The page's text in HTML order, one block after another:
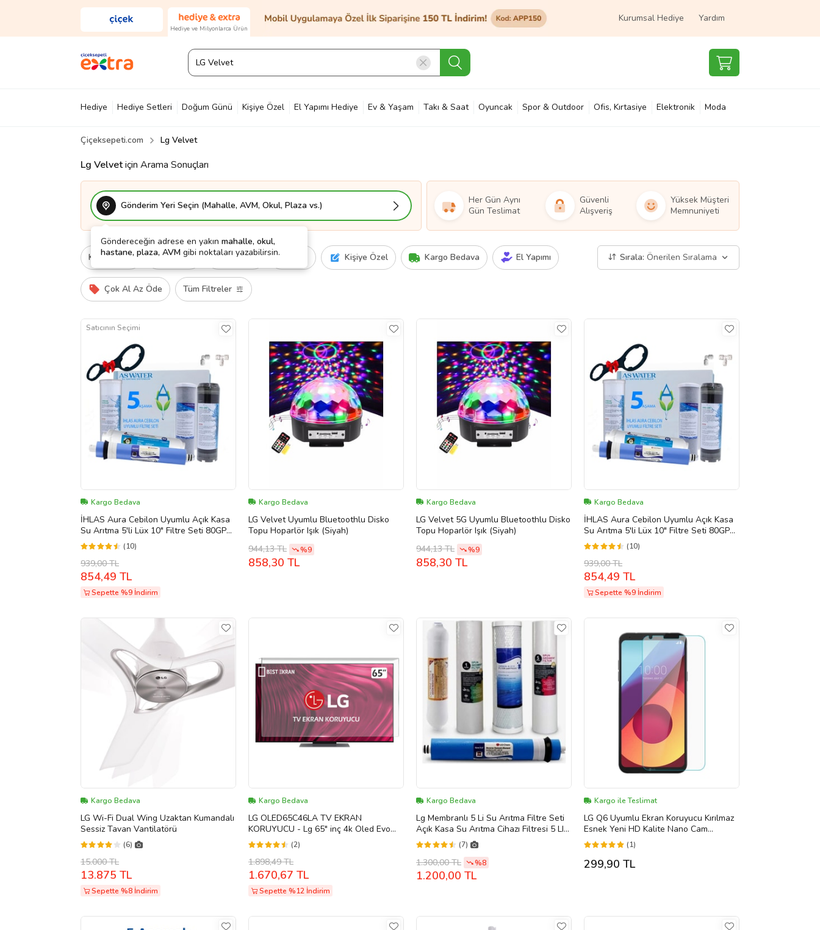
Hediye ve Milyonlarca Ürün
Kurumsal Hediye Yardım
Hediye Hediye Setleri Doğum Günü Kişiye Özel El Yapımı Hediye Ev & Yaşam Takı & Saat Oyuncak Spor & Outdoor Ofis, Kırtasiye Elektronik Moda
Diğer Ayakkabı & Çanta Parfüm
Çiçeksepeti.com Lg Velvet
Lg Velvetiçin Arama Sonuçları
Gönderim Yeri Seçin (Mahalle, AVM, Okul, Plaza vs.)
Göndereceğin adrese en yakın mahalle, okul,
hastane, plaza, AVM gibi noktaları yazabilirsin.
Her Gün Aynı
Gün Teslimat
Güvenli
Alışveriş
Yüksek Müşteri
Memnuniyeti
Kategori Ne İçin Cinsiyet Fiyat Kişiye Özel Kargo Bedava El Yapımı
Çok Al Az Öde Tüm Filtreler
Sırala: Önerilen Sıralama
Satıcının Seçimi
Kargo Bedava
İHLAS Aura Cebilon Uyumlu Açık Kasa
Su Arıtma 5'li Lüx 10" Filtre Seti 80GPD
LG Membranlı
(10)
939,00 TL
854,49 TL
Sepette %9 İndirim
Kargo Bedava
LG Velvet Uyumlu Bluetoothlu Disko
Topu Hoparlör Işık (Siyah)
944,13 TL
%9
858,30 TL
Kargo Bedava
LG Velvet 5G Uyumlu Bluetoothlu Disko
Topu Hoparlör Işık (Siyah)
944,13 TL
%9
858,30 TL
Kargo Bedava
İHLAS Aura Cebilon Uyumlu Açık Kasa
Su Arıtma 5'li Lüx 10" Filtre Seti 80GPD
LG Membranlı
(10)
939,00 TL
854,49 TL
Sepette %9 İndirim
Kargo Bedava
LG Wi-Fi Dual Wing Uzaktan Kumandalı
Sessiz Tavan Vantilatörü
(6)
15.000 TL
13.875 TL
Sepette %8 İndirim
Kargo Bedava
LG OLED65C46LA TV EKRAN
KORUYUCU - Lg 65" inç 4k Oled Evo
Ekran Koruyucu
(2)
1.898,49 TL
1.670,67 TL
Sepette %12 İndirim
Kargo Bedava
Lg Membranlı 5 Li Su Arıtma Filtre Seti
Açık Kasa Su Arıtma Cihazı Filtresi 5 LI
SET
(7)
1.300,00 TL %8
1.200,00 TL
Kargo ile Teslimat
LG Q6 Uyumlu Ekran Koruyucu Kırılmaz
Esnek Yeni HD Kalite Nano Cam
(Renksiz)
(1)
299,90 TL